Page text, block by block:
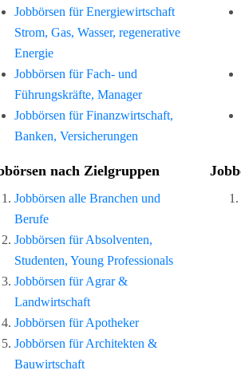
Jobbörsen für Energiewirtschaft
Strom, Gas, Wasser, regenerative
Energie
Jobbörsen für Fach- und
Führungskräfte, Manager
Jobbörsen für Finanzwirtschaft,
Banken, Versicherungen
nach Zielgruppen
Jobbörsen alle Branchen und
Berufe
Jobbörsen für Absolventen,
Studenten, Young Professionals
Jobbörsen für Agrar &
Landwirtschaft
Jobbörsen für Apotheker
Jobbörsen für Architekten &
Bauwirtschaft